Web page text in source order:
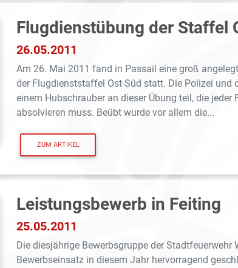
Flugdienstübung der Staffel
26.05.2011
Am 26. Mai 2011 fand in Passail eine groß
der Flugdienststaffel Ost-Süd statt. Die Polizei und
einem Hubschrauber an dieser Übung teil, die jeder
absolvieren muss. Beübt wurde vor allem die...
ZUM ARTIKEL
Leistungsbewerb in Feiting
25.05.2011
Die diesjährige Bewerbsgruppe der Stadtfeuerwehr
Bewerbseinsatz in diesem Jahr hervorragend